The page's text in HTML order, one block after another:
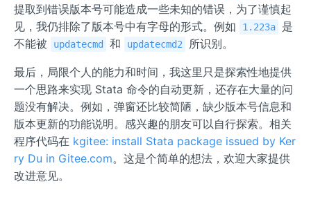
提取到错误版本号可能造成一些未知的错误，为了谨慎起
见，我仍排除了版本号中有字母的形式。例如
1.223a
是
不能被
updatecmd 和 updatecmd2 所识别。
最后，局限个人的能力和时间，我这里只是探索性地提供
一个思路来实现 Stata 命令的自动更新，还存在大量的问
题没有解决。例如，弹窗还比较简陋，缺少版本号信息和
版本更新的功能说明。感兴趣的朋友可以自行探索。相关
程序代码在 kgitee: install Stata package issued by Ker
ry Du in Gitee.com。这是个简单的想法，欢迎大家提供
改进意见。